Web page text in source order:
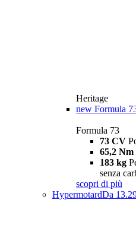
Heritage
new Formula
Formula 73
73 CV
65,2 Nm
183 kg
senza
scopri di più
HypermotardDa